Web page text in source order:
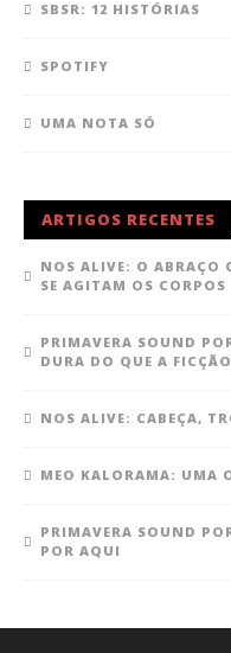
SBSR: 12 HISTÓRIAS
SPOTIFY
UMA NOTA SÓ
ARTIGOS RECENTES
NOS ALIVE: O ABRAÇO
SE AGITAM OS CORPOS
PRIMAVERA SOUND
DURA DO QUE A
NOS ALIVE: CABEÇA,
MEO KALORAMA: UMA
PRIMAVERA SOUND
POR AQUI